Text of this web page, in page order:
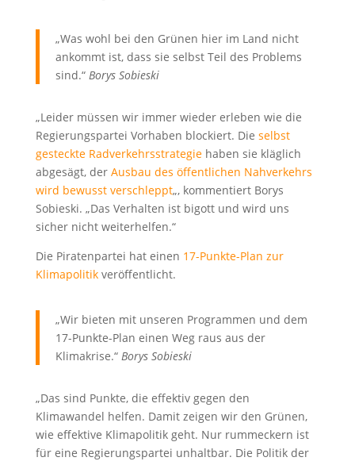
„Was wohl bei den Grünen hier im Land nicht
ankommt ist, dass sie selbst Teil des Problems
sind.“ Borys Sobieski
„Leider müssen wir immer wieder erleben wie die
Regierungspartei Vorhaben blockiert. Die selbst
gesteckte Radverkehrsstrategiehaben sie kläglich
abgesägt, der Ausbau des öffentlichen Nahverkehrs
wird bewusst verschleppt„, kommentiert Borys
Sobieski. „Das Verhalten ist bigott und wird uns
sicher nicht weiterhelfen.“
Die Piratenpartei hat einen 17-Punkte-Plan zur
Klimapolitikveröffentlicht.
„Wir bieten mit unseren Programmen und dem
17-Punkte-Plan einen Weg raus aus der
Klimakrise.“ Borys Sobieski
„Das sind Punkte, die effektiv gegen den
Klimawandel helfen. Damit zeigen wir den Grünen,
wie effektive Klimapolitik geht. Nur rummeckern ist
für eine Regierungspartei unhaltbar. Die Politik der